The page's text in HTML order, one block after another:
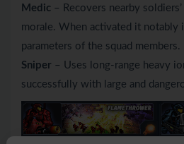
Medic – Recovers nearby
morale. When activated it notably
parameters of the squad members.
Sniper – Uses long-range heavy
successfully with large and